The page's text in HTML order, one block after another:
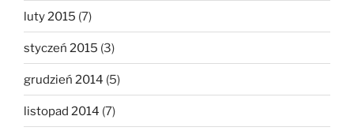
luty 2015 (7)
styczeń 2015 (3)
grudzień 2014 (5)
listopad 2014 (7)